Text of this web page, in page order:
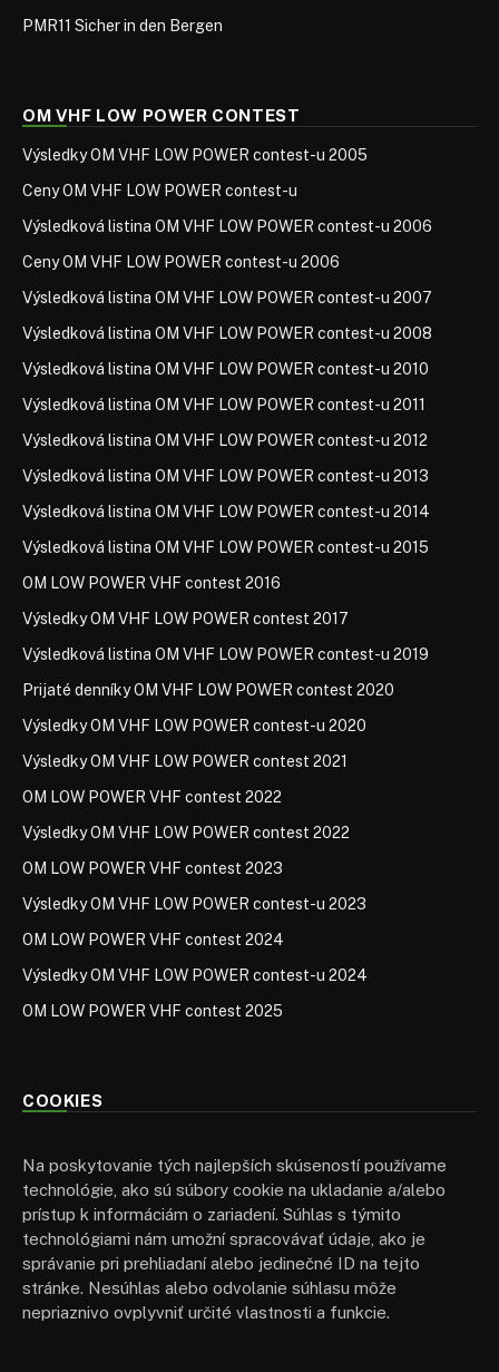
PMR11 Sicher in den Bergen
OM VHF LOW POWER CONTEST
Výsledky OM VHF LOW POWER contest-u 2005
Ceny OM VHF LOW POWER contest-u
Výsledková listina OM VHF LOW POWER contest-u 2006
Ceny OM VHF LOW POWER contest-u 2006
Výsledková listina OM VHF LOW POWER contest-u 2007
Výsledková listina OM VHF LOW POWER contest-u 2008
Výsledková listina OM VHF LOW POWER contest-u 2010
Výsledková listina OM VHF LOW POWER contest-u 2011
Výsledková listina OM VHF LOW POWER contest-u 2012
Výsledková listina OM VHF LOW POWER contest-u 2013
Výsledková listina OM VHF LOW POWER contest-u 2014
Výsledková listina OM VHF LOW POWER contest-u 2015
OM LOW POWER VHF contest 2016
Výsledky OM VHF LOW POWER contest 2017
Výsledková listina OM VHF LOW POWER contest-u 2019
Prijaté denníky OM VHF LOW POWER contest 2020
Výsledky OM VHF LOW POWER contest-u 2020
Výsledky OM VHF LOW POWER contest 2021
OM LOW POWER VHF contest 2022
Výsledky OM VHF LOW POWER contest 2022
OM LOW POWER VHF contest 2023
Výsledky OM VHF LOW POWER contest-u 2023
OM LOW POWER VHF contest 2024
Výsledky OM VHF LOW POWER contest-u 2024
OM LOW POWER VHF contest 2025
COOKIES
Na poskytovanie tých najlepších skúseností používame
technológie, ako sú súbory cookie na ukladanie a/alebo
prístup k informáciám o zariadení. Súhlas s týmito
technológiami nám umožní spracovávať údaje, ako je
správanie pri prehliadaní alebo jedinečné ID na tejto
stránke. Nesúhlas alebo odvolanie súhlasu môže
nepriaznivo ovplyvniť určité vlastnosti a funkcie.